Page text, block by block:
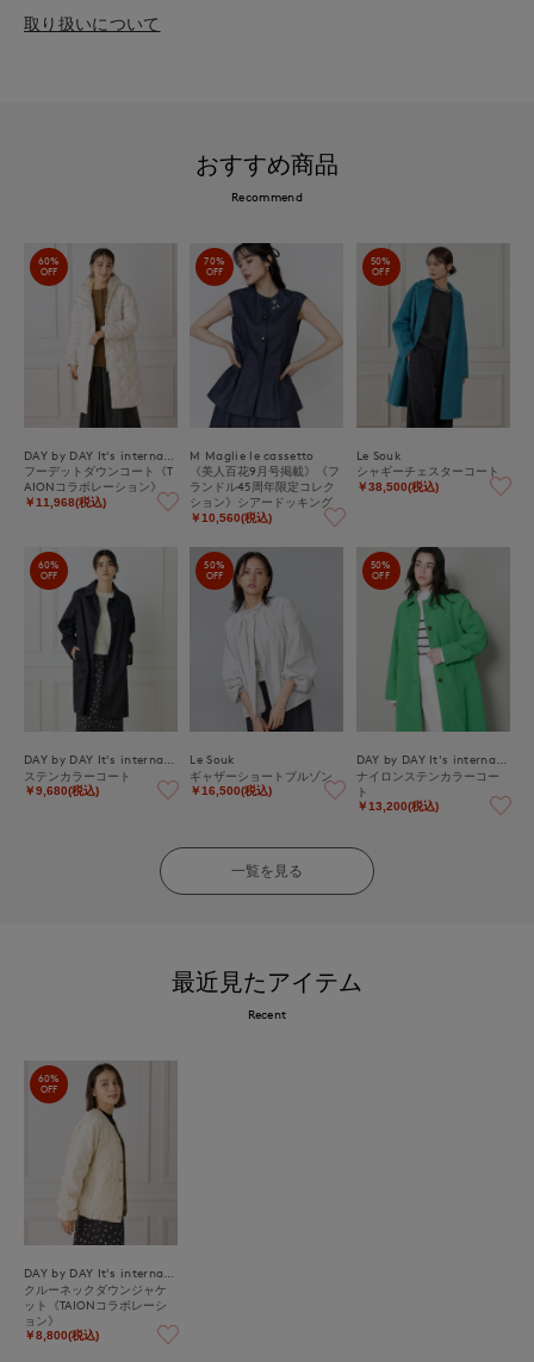
取り扱いについて
おすすめ商品
Recommend
60%
OFF
フーデットダウンコート《T
AIONコラボレーション》
￥11,968(税込)
70%
OFF
M Maglie le cassetto
《美人百花9月号掲載》《フ
ランドル45周年限定コレク
ション》シアードッキング
デニムジレ《M Maglie le ca
￥10,560(税込)
50%
OFF
Le Souk
シャギーチェスターコート
￥38,500(税込)
60%
OFF
ステンカラーコート
￥9,680(税込)
50%
OFF
Le Souk
ギャザーショートブルゾン
￥16,500(税込)
50%
OFF
ナイロンステンカラーコー
ト
￥13,200(税込)
一覧を見る
最近見たアイテム
Recent
60%
OFF
クルーネックダウンジャケ
ット《TAIONコラボレーシ
ョン》
￥8,800(税込)